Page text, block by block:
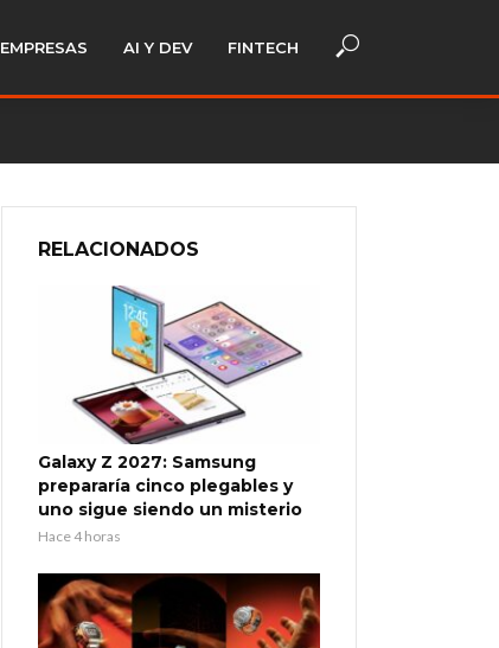
EMPRESAS AI Y DEV FINTECH
RELACIONADOS
Galaxy Z 2027: Samsung
prepararía cinco plegables y
uno sigue siendo un misterio
Hace 4 horas